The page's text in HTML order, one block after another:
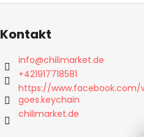
Kontakt
info@chilimarket.de
+421917718581
https://www.facebook.com/
goes.keychain
chilimarket.de